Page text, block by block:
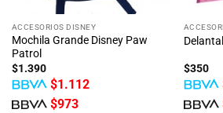
ACCESORIOS DISNEY
Mochila Grande Disney Paw
Patrol
$1.390
$1.112
$973
$350